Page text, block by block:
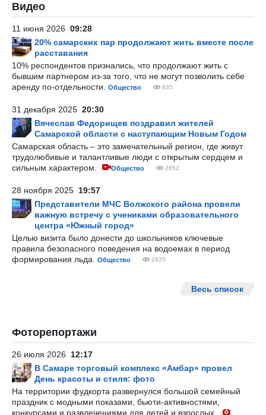
Видео
11 июня 2026 09:28
20% самарских пар продолжают жить вместе после
расставания
10% респондентов признались, что продолжают жить с
бывшим партнером из-за того, что не могут позволить себе
аренду по-отдельности.
Общество 835
31 декабря 2025 20:30
Вячеслав Федорищев поздравил жителей
Самарской области с наступающим Новым Годом
Самарская область – это замечательный регион, где живут
трудолюбивые и талантливые люди с открытым сердцем и
сильным характером.
Общество 2652
28 ноября 2025 19:57
Представители МЧС Волжского района провели
важную встречу с учениками образовательного
центра «Южный город»
Целью визита было донести до школьников ключевые
правила безопасного поведения на водоемах в период
формирования льда.
Общество 2825
Весь список
Фоторепортажи
26 июля 2026 12:17
В Самаре торговый комплекс «Амбар» провел
День красоты и стиля: фото
На территории фудкорта развернулся большой семейный
праздник с модными показами, бьюти-активностями,
конкурсами и развлечениями для детей и взрослых.